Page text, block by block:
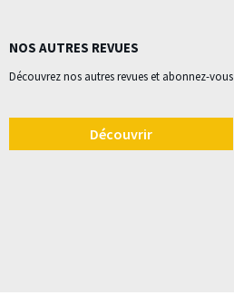
NOS AUTRES REVUES
Découvrez nos autres revues et abonnez-vous
Découvrir